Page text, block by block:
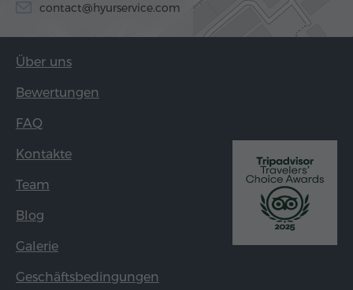
contact@hyurservice.com
Über uns
Bewertungen
FAQ
Kontakte
Team
Blog
Galerie
Geschäftsbedingungen